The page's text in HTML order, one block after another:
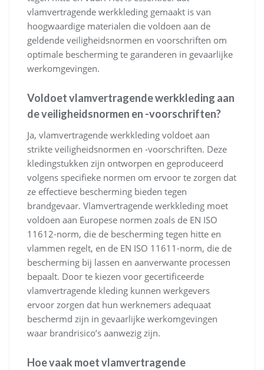
vlamvertragende werkkleding gemaakt is van
hoogwaardige materialen die voldoen aan de
geldende veiligheidsnormen en voorschriften om
optimale bescherming te garanderen in gevaarlijke
werkomgevingen.
Voldoet vlamvertragende werkkleding aan
de veiligheidsnormen en -voorschriften?
Ja, vlamvertragende werkkleding voldoet aan
strikte veiligheidsnormen en -voorschriften. Deze
kledingstukken zijn ontworpen en geproduceerd
volgens specifieke normen om ervoor te zorgen dat
ze effectieve bescherming bieden tegen
brandgevaar. Vlamvertragende werkkleding moet
voldoen aan Europese normen zoals de EN ISO
11612-norm, die de bescherming tegen hitte en
vlammen regelt, en de EN ISO 11611-norm, die de
bescherming bij lassen en aanverwante processen
bepaalt. Door te kiezen voor gecertificeerde
vlamvertragende kleding kunnen werkgevers
ervoor zorgen dat hun werknemers adequaat
beschermd zijn in gevaarlijke werkomgevingen
waar brandrisico’s aanwezig zijn.
Hoe vaak moet vlamvertragende